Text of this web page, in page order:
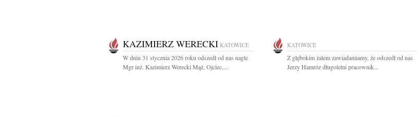
KAZIMIERZ WERECKI KATOWICE
W dniu 31 stycznia 2026 roku odszedł od nas nagle
Mgr inż. Kazimierz Werecki Mąż, Ojciec,...
KATOWICE
Z głębokim żalem zawiadamiamy, że odszedł od nas
Jerzy Hamróz długoletni pracownik...